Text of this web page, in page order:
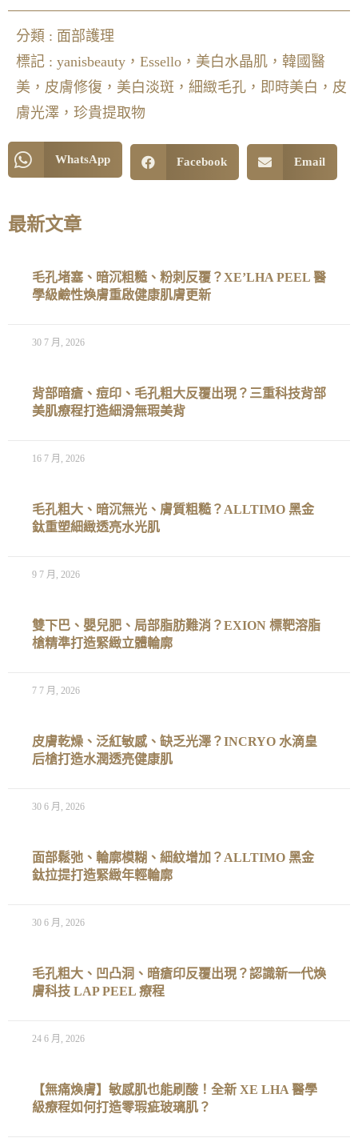
分類 : 面部護理
標記 : yanisbeauty，Essello，美白水晶肌，韓國醫
美，皮膚修復，美白淡斑，細緻毛孔，即時美白，皮
膚光澤，珍貴提取物
WhatsApp Facebook Email
最新文章
毛孔堵塞、暗沉粗糙、粉刺反覆？XE’LHA PEEL 醫
學級鹼性煥膚重啟健康肌膚更新
30 7 月, 2026
背部暗瘡、痘印、毛孔粗大反覆出現？三重科技背部
美肌療程打造細滑無瑕美背
16 7 月, 2026
毛孔粗大、暗沉無光、膚質粗糙？ALLTIMO 黑金
鈦重塑細緻透亮水光肌
9 7 月, 2026
雙下巴、嬰兒肥、局部脂肪難消？EXION 標靶溶脂
槍精準打造緊緻立體輪廓
7 7 月, 2026
皮膚乾燥、泛紅敏感、缺乏光澤？INCRYO 水滴皇
后槍打造水潤透亮健康肌
30 6 月, 2026
面部鬆弛、輪廓模糊、細紋增加？ALLTIMO 黑金
鈦拉提打造緊緻年輕輪廓
30 6 月, 2026
毛孔粗大、凹凸洞、暗瘡印反覆出現？認識新一代煥
膚科技 LAP PEEL 療程
24 6 月, 2026
【無痛煥膚】敏感肌也能刷酸！全新 XE LHA 醫學
級療程如何打造零瑕疵玻璃肌？